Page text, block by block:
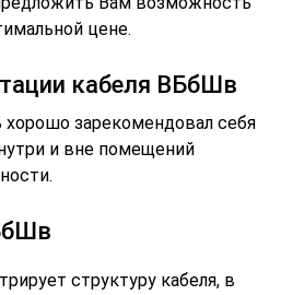
цене.
кабеля ВБбШв
хорошо зарекомендовал себя
и вне помещений
структуру кабеля, в